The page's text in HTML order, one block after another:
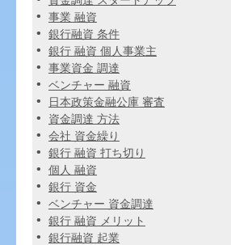
事業 融資
銀行融資 条件
銀行 融資 個人事業主
事業資金 調達
ベンチャー 融資
日本政策金融公庫 審査
資金調達 方法
会社 資金繰り
銀行 融資 打ち切り
個人 融資
銀行 資金
ベンチャー 資金調達
銀行 融資 メリット
銀行融資 起業